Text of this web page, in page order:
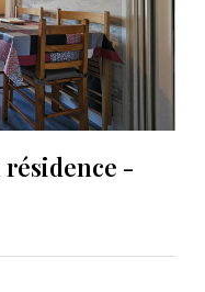
-